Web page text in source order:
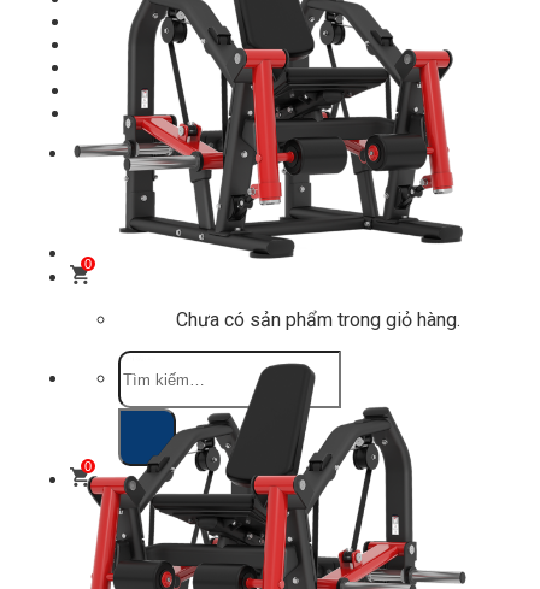
Setup Phòng Gym
Dự án tiêu biểu
Tuyển Cộng Tác Viên
Liên Hệ
Tìm
kiếm:
0
Chưa có sản phẩm trong giỏ hàng.
Tìm
kiếm:
0